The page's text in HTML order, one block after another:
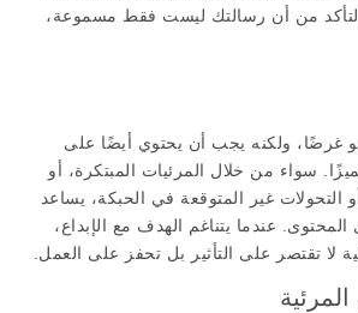
التأكد من أن رسالتك ليست فقط مسموعة،
غرضًا، ولكنه يجب أن يحتوي أيضًا على
سواء من خلال المرئيات المبتكرة، أو
التحولات غير المتوقعة في الحبكة، يساعد
عندما يتناغم الهدف مع الإبداع،
لا تقتصر على التأثير بل تحفز على العمل.